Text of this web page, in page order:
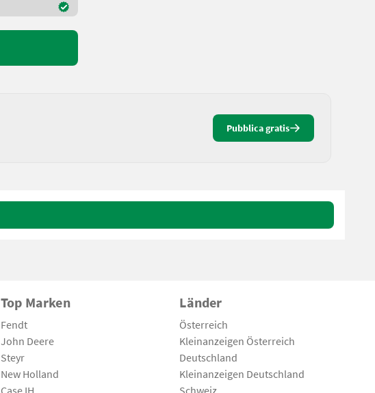
Pubblica gratis
Top Marken
Fendt
John Deere
Steyr
New Holland
Case IH
Länder
Österreich
Kleinanzeigen Österreich
Deutschland
Kleinanzeigen Deutschland
Schweiz